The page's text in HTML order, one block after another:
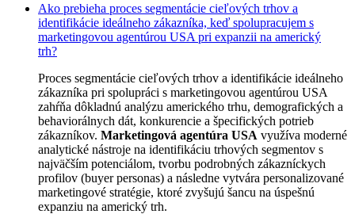
Ako prebieha proces segmentácie cieľových trhov a
identifikácie ideálneho zákazníka, keď spolupracujem s
marketingovou agentúrou USA pri expanzii na americký
trh?
Proces segmentácie cieľových trhov a identifikácie ideálneho
zákazníka pri spolupráci s marketingovou agentúrou USA
zahŕňa dôkladnú analýzu amerického trhu, demografických a
behaviorálnych dát, konkurencie a špecifických potrieb
zákazníkov. Marketingová agentúra USA využíva moderné
analytické nástroje na identifikáciu trhových segmentov s
najväčším potenciálom, tvorbu podrobných zákazníckych
profilov (buyer personas) a následne vytvára personalizované
marketingové stratégie, ktoré zvyšujú šancu na úspešnú
expanziu na americký trh.